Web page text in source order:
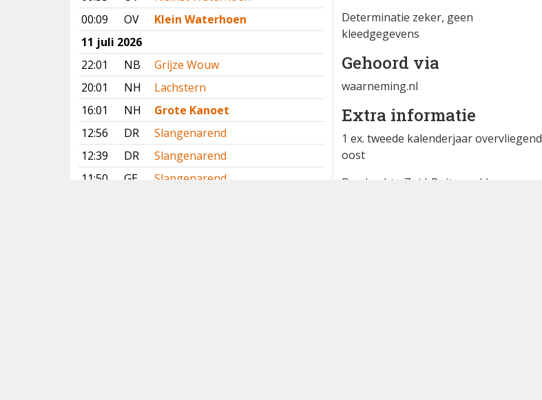
00:09
OV
Klein Waterhoen
11 juli 2026
22:01
NB
Grijze Wouw
20:01
NH
Lachstern
16:01
NH
Grote Kanoet
12:56
DR
Slangenarend
12:39
DR
Slangenarend
11:50
GE
Slangenarend
Determinatie zeker, geen
kleedgegevens
Gehoord via
waarneming.nl
Extra informatie
1 ex. tweede kalenderjaar overvliegend
oost
Dordrecht - Zuid-Buitenpolder